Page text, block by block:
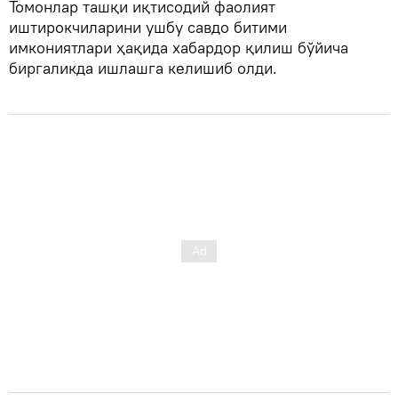
Томонлар ташқи иқтисодий фаолият
иштирокчиларини ушбу савдо битими
имкониятлари ҳақида хабардор қилиш бўйича
биргаликда ишлашга келишиб олди.